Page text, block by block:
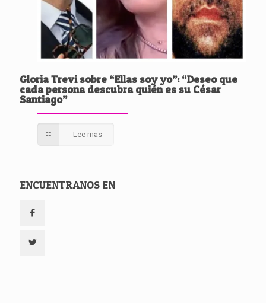
Gloria Trevi sobre “Ellas soy yo”: “Deseo que
cada persona descubra quién es su César
Santiago”
Lee mas
ENCUENTRANOS EN